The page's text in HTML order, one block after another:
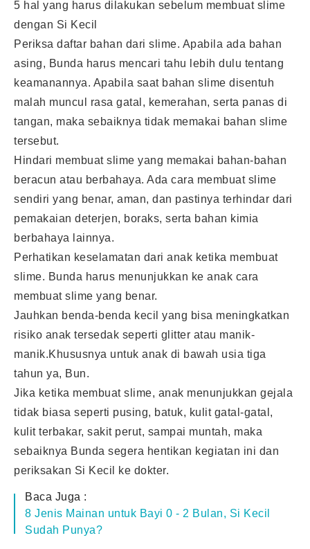
5 hal yang harus dilakukan sebelum membuat slime
dengan Si Kecil
Periksa daftar bahan dari slime. Apabila ada bahan
asing, Bunda harus mencari tahu lebih dulu tentang
keamanannya. Apabila saat bahan slime disentuh
malah muncul rasa gatal, kemerahan, serta panas di
tangan, maka sebaiknya tidak memakai bahan slime
tersebut.
Hindari membuat slime yang memakai bahan-bahan
beracun atau berbahaya. Ada cara membuat slime
sendiri yang benar, aman, dan pastinya terhindar dari
pemakaian deterjen, boraks, serta bahan kimia
berbahaya lainnya.
Perhatikan keselamatan dari anak ketika membuat
slime. Bunda harus menunjukkan ke anak cara
membuat slime yang benar.
Jauhkan benda-benda kecil yang bisa meningkatkan
risiko anak tersedak seperti glitter atau manik-
manik.Khususnya untuk anak di bawah usia tiga
tahun ya, Bun.
Jika ketika membuat slime, anak menunjukkan gejala
tidak biasa seperti pusing, batuk, kulit gatal-gatal,
kulit terbakar, sakit perut, sampai muntah, maka
sebaiknya Bunda segera hentikan kegiatan ini dan
periksakan Si Kecil ke dokter.
Baca Juga :
8 Jenis Mainan untuk Bayi 0 - 2 Bulan, Si Kecil
Sudah Punya?